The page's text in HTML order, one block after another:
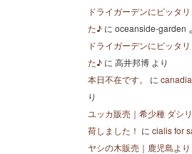
ドライガーデンにピッタ
た♪ に oceanside-garden
ドライガーデンにピッタ
た♪ に 高井邦博 より
本日不在です。
に
り
ユッカ販売｜希少種 ダシ
荷しました！ に cialis for
ヤシの木販売｜鹿児島よ